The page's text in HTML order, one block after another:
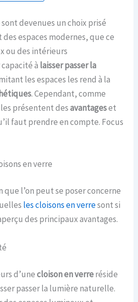
sont devenues un choix prisé
espaces modernes, que ce
ou des intérieurs
à laisser passer la
les espaces les rend à la
. Cependant, comme
présentent desavantageset
faut prendre en compte. Focus
en verre
l’on peut se poser concerne
les cloisons en verresont si
des principaux avantages.
d’unecloison en verreréside
passer la lumière naturelle.